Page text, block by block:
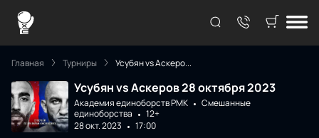
Главная Турниры Усубян vs Аскеро...
Усубян vs Аскеров 28 октября 2023
Академия единоборств РМК
Смешанные
единоборства
12+
28 окт. 2023
17:00